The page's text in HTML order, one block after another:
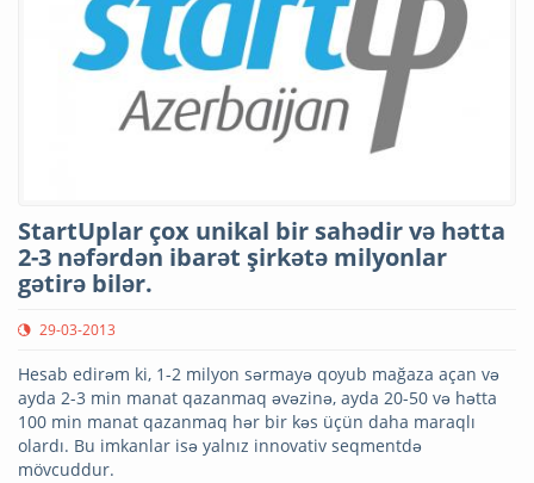
StartUplar çox unikal bir sahədir və hətta
2-3 nəfərdən ibarət şirkətə milyonlar
gətirə bilər.
29-03-2013
Hesab edirəm ki, 1-2 milyon sərmayə qoyub mağaza açan və
ayda 2-3 min manat qazanmaq əvəzinə, ayda 20-50 və hətta
100 min manat qazanmaq hər bir kəs üçün daha maraqlı
olardı. Bu imkanlar isə yalnız innovativ seqmentdə
mövcuddur.